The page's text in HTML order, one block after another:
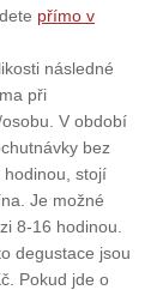
přímo v
následné
při
V období
bez
stojí
Je možné
8-16 hodinou.
degustace jsou
Pokud jde o